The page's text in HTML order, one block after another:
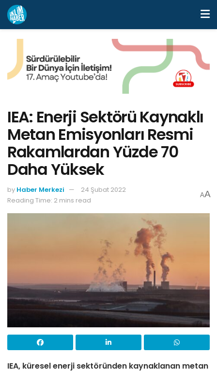
IEA: Enerji Sektörü Kaynaklı
Metan Emisyonları Resmi
Rakamlardan Yüzde 70
Daha Yüksek
by Haber Merkezi
24 Şubat 2022
Reading Time: 2 mins read
AA
IEA, küresel enerji sektöründen kaynaklanan metan